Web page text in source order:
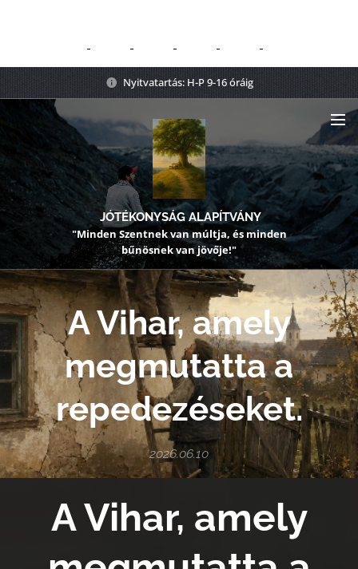
Nyitvatartás: H-P 9-16 óráig
JÓTÉKONYSÁG ALAPÍTVÁNY
"Minden Szentnek van múltja, és minden
bűnösnek van jövője!"
A Vihar, amely
megmutatta a
repedezéseket.
2026.06.10
A Vihar, amely